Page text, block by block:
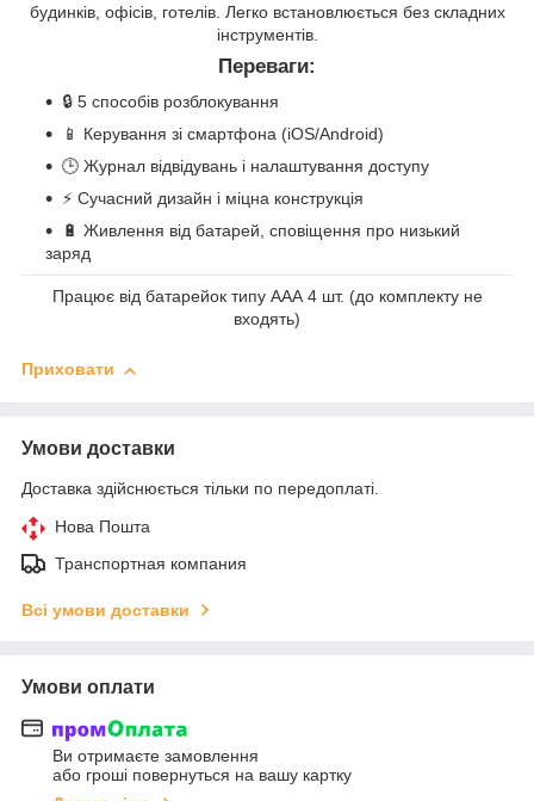
будинків, офісів, готелів. Легко встановлюється без складних
інструментів.
Переваги:
🔒 5 способів розблокування
📱 Керування зі смартфона (iOS/Android)
🕒 Журнал відвідувань і налаштування доступу
⚡ Сучасний дизайн і міцна конструкція
🔋 Живлення від батарей, сповіщення про низький
заряд
Працює від батарейок типу ААА 4 шт. (до комплекту не
входять)
Приховати
Умови доставки
Доставка здійснюється тільки по передоплаті.
Нова Пошта
Транспортная компания
Всі умови доставки
Умови оплати
Ви отримаєте замовлення
або гроші повернуться на вашу картку